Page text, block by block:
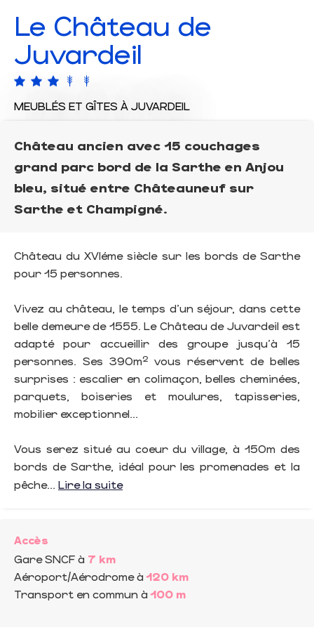
Le Château de
Juvardeil
MEUBLÉS ET GÎTES À JUVARDEIL
Château ancien avec 15 couchages
grand parc bord de la Sarthe en Anjou
bleu, situé entre Châteauneuf sur
Sarthe et Champigné.
Château du XVIéme siècle sur les bords de Sarthe
pour 15 personnes.
Vivez au château, le temps d'un séjour, dans cette
belle demeure de 1555. Le Château de Juvardeil est
adapté pour accueillir des groupe jusqu'à 15
personnes. Ses 390m² vous réservent de belles
surprises : escalier en colimaçon, belles cheminées,
parquets, boiseries et moulures, tapisseries,
mobilier exceptionnel...
Vous serez situé au coeur du village, à 150m des
bords de Sarthe, idéal pour les promenades et la
pêche... Lire la suite
Accès
Gare SNCF à 7 km
Aéroport/Aérodromeà 120 km
Transport en commun à 100 m